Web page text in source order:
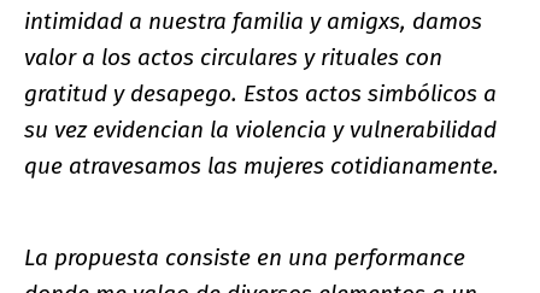
intimidad a nuestra familia y amigxs, damos
valor a los actos circulares y rituales con
gratitud y desapego. Estos actos simbólicos a
su vez evidencian la violencia y vulnerabilidad
que atravesamos las mujeres cotidianamente.
La propuesta consiste en una performance